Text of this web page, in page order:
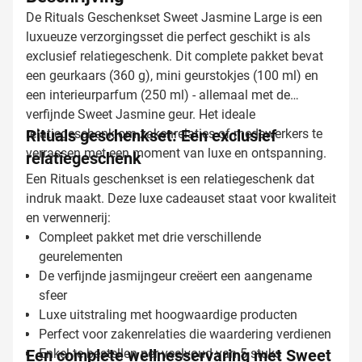
De Rituals Geschenkset Sweet Jasmine Large is een
luxueuze verzorgingsset die perfect geschikt is als
exclusief relatiegeschenk. Dit complete pakket bevat
een geurkaars (360 g), mini geurstokjes (100 ml) en
een interieurparfum (250 ml) - allemaal met de
verfijnde Sweet Jasmine geur. Het ideale
relatiegeschenk om zakenrelaties of medewerkers te
verrassen met een moment van luxe en ontspanning.
Rituals geschenkset: Een exclusief
relatiegeschenk
Een Rituals geschenkset is een relatiegeschenk dat
indruk maakt. Deze luxe cadeauset staat voor kwaliteit
en verwennerij:
Compleet pakket met drie verschillende
geurelementen
De verfijnde jasmijngeur creëert een aangename
sfeer
Luxe uitstraling met hoogwaardige producten
Perfect voor zakenrelaties die waardering verdienen
Enkel te bestellen per veelvoud van 5 stuks
Een complete wellnesservaring met Sweet